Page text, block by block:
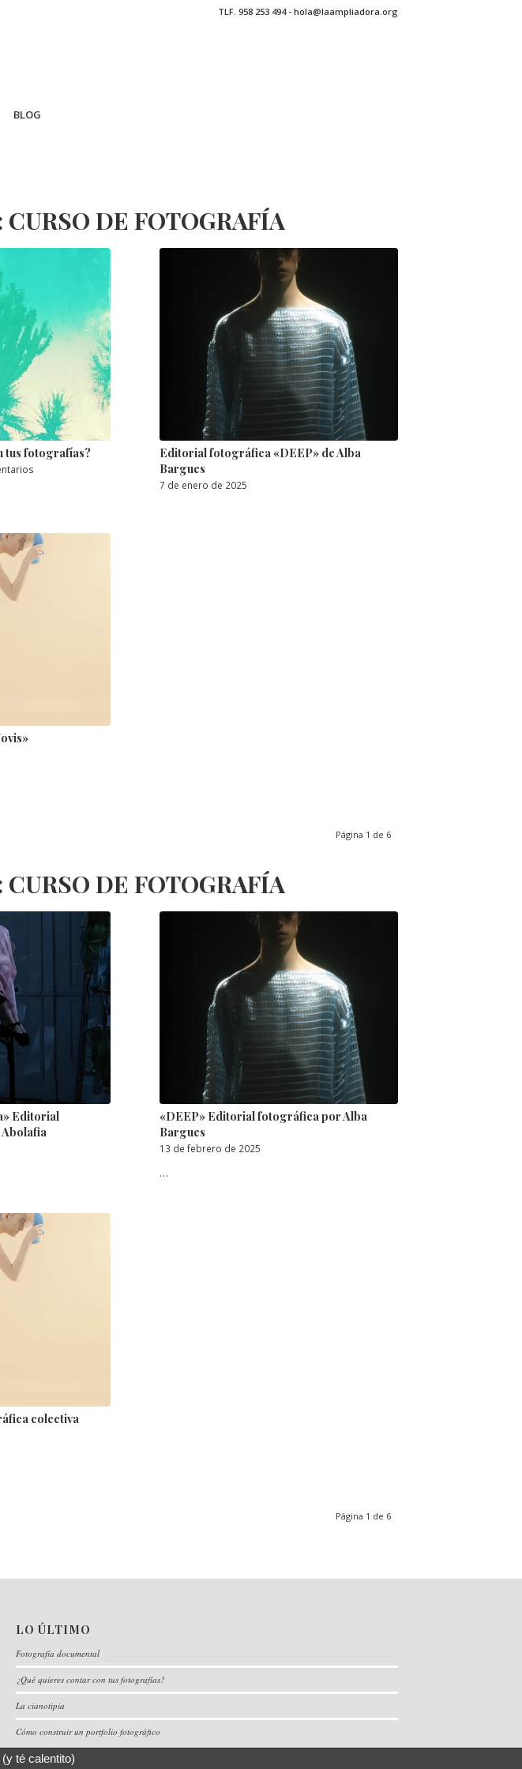
TLF. 958 253 494 - hola@laampliadora.org
BLOG
CURSO DE FOTOGRAFÍA
tus fotografías?
Editorial fotográfica «DEEP» de Alba
Bargues
7 de enero de 2025
Página 1 de 6
CURSO DE FOTOGRAFÍA
Editorial
«DEEP» Editorial fotográfica por Alba
Bargues
13 de febrero de 2025
…
colectiva
Página 1 de 6
LO ÚLTIMO
Fotografía documental
¿Qué quieres contar con tus fotografías?
La cianotipia
Cómo construir un portfolio fotográfico
té calentito)